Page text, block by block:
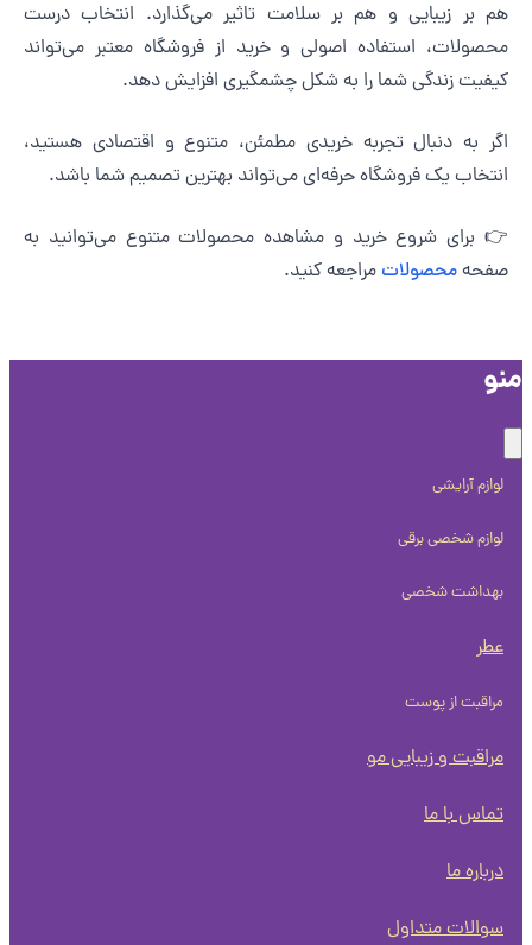
بر زیبایی و هم بر سلامت تاثیر می‌گذارد. انتخاب درست
استفاده اصولی و خرید از فروشگاه معتبر می‌تواند
زندگی شما را به شکل چشمگیری افزایش دهد.
به دنبال تجربه خریدی مطمئن، متنوع و اقتصادی هستید،
یک فروشگاه حرفه‌ای می‌تواند بهترین تصمیم شما باشد.
برای شروع خرید و مشاهده محصولات متنوع می‌توانید به
محصولاتمراجعه کنید.
لوازم آرایشی
لوازم شخصی برقی
بهداشت شخصی
مراقبت از پوست
مراقبت و زیبایی مو
تماس با ما
درباره ما
سوالات متداول